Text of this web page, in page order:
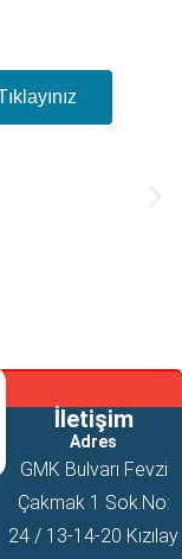
İletişim
Adres
GMK Bulvarı Fevzi
Çakmak 1 Sok.No:
24 / 13-14-20 Kızılay